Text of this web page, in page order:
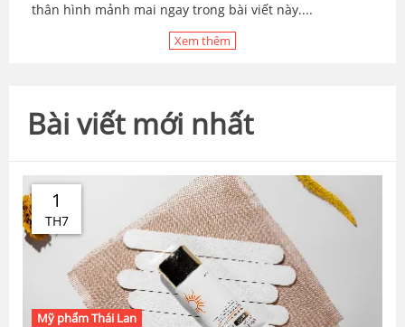
thân hình mảnh mai ngay trong bài viết này....
Xem thêm
Bài viết mới nhất
1
TH7
Mỹ phẩm Thái Lan